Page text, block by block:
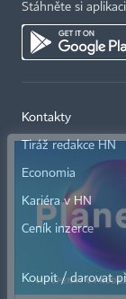
Stáhněte si
Kontakty
Tiráž redakce HN
Economia
Kariéra v HN
Ceník inzerce
Koupit / darovat